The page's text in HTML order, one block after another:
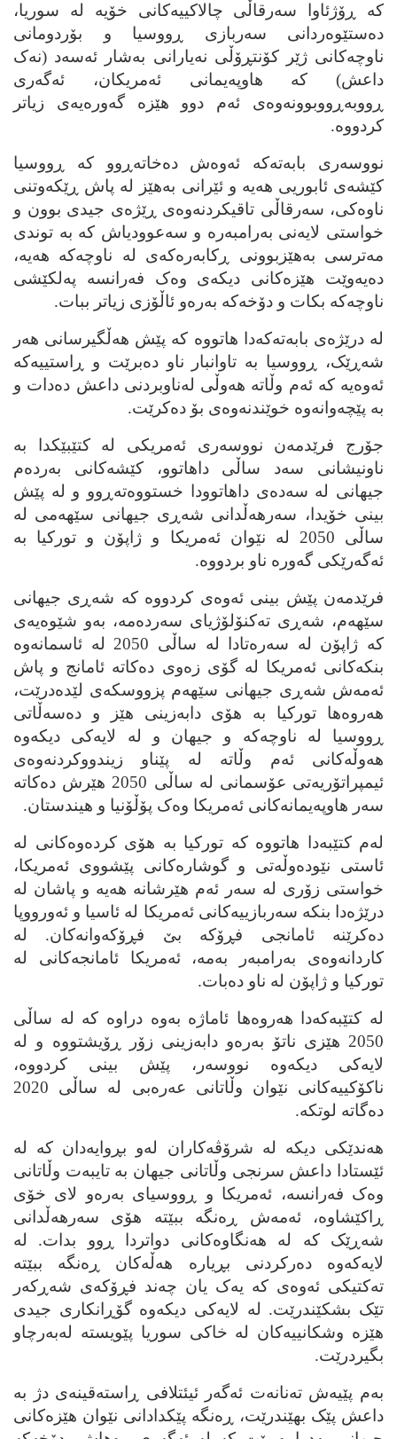
که‌ ڕۆژئاوا سه‌رقاڵی چالاکییه‌کانی خۆیه‌ له‌ سوریا،
ده‌ستێوه‌ردانی سه‌ربازی ڕووسیا و بۆردومانی
ناوچه‌کانی ژێر کۆنتڕۆڵی نه‌یارانی به‌شار ئه‌سه‌د (نه‌ک
داعش) که‌ هاوپه‌یمانی ئه‌مریکان، ئه‌گه‌ری
ڕووبه‌ڕووبوونه‌وه‌ی ئه‌م دوو هێزه‌ گه‌وره‌یه‌ی زیاتر
کردووه‌.
نووسه‌ری بابه‌ته‌که‌ ئه‌وه‌ش ده‌خاته‌ڕوو که‌ ڕووسیا
کێشه‌ی ئابوریی هه‌یه‌ و ئێرانی به‌هێز له‌ پاش ڕێکه‌وتنی
ناوه‌کی، سه‌رقاڵی تاقیکردنه‌وه‌ی ڕێژه‌ی جیدی بوون و
خواستی لایه‌نی به‌رامبه‌ره‌ و سه‌عوودیاش که‌ به‌ توندی
مه‌ترسی به‌هێزبوونی ڕکابه‌ره‌که‌ی له‌ ناوچه‌که‌ هه‌یه‌،
ده‌یه‌وێت هێزه‌کانی دیکه‌ی وه‌ک فه‌رانسه‌ په‌لکێشی
ناوچه‌که‌ بکات و دۆخه‌که‌ به‌ره‌و ئاڵۆزی زیاتر ببات.
له‌ درێژه‌ی بابه‌ته‌که‌دا هاتووه‌ که‌ پێش هه‌ڵگیرسانی هه‌ر
شه‌ڕێک، ڕووسیا به‌ تاوانبار ناو ده‌برێت و ڕاستییه‌که‌
ئه‌وه‌یه‌ که‌ ئه‌م وڵاته‌ هه‌وڵی له‌ناوبردنی داعش ده‌دات و
به‌ پێچه‌وانه‌وه‌ خوێندنه‌وه‌ی بۆ ده‌کرێت.
جۆرج فرێدمه‌ن نووسه‌ری ئه‌مریکی له‌ کتێبێکدا به‌
ناونیشانی سه‌د ساڵی داهاتوو، کێشه‌کانی به‌رده‌م
جیهانی له‌ سه‌ده‌ی داهاتوودا خستووه‌ته‌ڕوو و له‌ پێش
بینی خۆیدا، سه‌رهه‌ڵدانی شه‌ڕی جیهانی سێهه‌می له‌
ساڵی 2050 له‌ نێوان ئه‌مریکا و ژاپۆن و تورکیا به‌
ئه‌گه‌رێکی گه‌وره‌ ناو بردووه‌.
فرێدمه‌ن پێش بینی ئه‌وه‌ی کردووه‌ که‌ شه‌ڕی جیهانی
سێهه‌م، شه‌ڕی ته‌کنۆلۆژیای سه‌رده‌مه‌، به‌و شێوه‌یه‌ی
که‌ ژاپۆن له‌ سه‌ره‌تادا له‌ ساڵی 2050 له‌ ئاسمانه‌وه‌
بنکه‌کانی ئه‌مریکا له‌ گۆی زه‌وی ده‌کاته‌ ئامانج و پاش
ئه‌مه‌ش شه‌ڕی جیهانی سێهه‌م پزووسکه‌ی لێده‌درێت،
هه‌روه‌ها تورکیا به‌ هۆی دابه‌زینی هێز و ده‌سه‌ڵاتی
ڕووسیا له‌ ناوچه‌که‌ و جیهان و له‌ لایه‌کی دیکه‌وه‌
هه‌وڵه‌کانی ئه‌م وڵاته‌ له‌ پێناو زیندووکردنه‌وه‌ی
ئیمپراتۆریه‌تی عۆسمانی له‌ ساڵی 2050 هێرش ده‌کاته‌
سه‌ر هاوپه‌یمانه‌کانی ئه‌مریکا وه‌ک پۆڵۆنیا و هیندستان.
له‌م کتێبه‌دا هاتووه‌ که‌ تورکیا به‌ هۆی کرده‌وه‌کانی له‌
ئاستی نێوده‌وڵه‌تی و گوشاره‌کانی پێشووی ئه‌مریکا،
خواستی زۆری له‌ سه‌ر ئه‌م هێرشانه‌ هه‌یه‌ و پاشان له‌
درێژه‌دا بنکه‌ سه‌ربازییه‌کانی ئه‌مریکا له‌ ئاسیا و ئه‌ورووپا
ده‌کرێنه‌ ئامانجی فڕۆکه‌ بێ فڕۆکه‌وانه‌کان. له‌
کاردانه‌وه‌ی به‌رامبه‌ر به‌مه‌، ئه‌مریکا ئامانجه‌کانی له‌
تورکیا و ژاپۆن له‌ ناو ده‌بات.
له‌ کتێبه‌که‌دا هه‌روه‌ها ئاماژه‌ به‌وه‌ دراوه‌ که‌ له‌ ساڵی
2050 هێزی ناتۆ به‌ره‌و دابه‌زینی زۆر ڕۆیشتووه‌ و له‌
لایه‌کی دیکه‌وه‌ نووسه‌ر، پێش بینی کردووه‌،
ناکۆکییه‌کانی نێوان وڵاتانی عه‌ره‌بی له‌ ساڵی 2020
ده‌گاته‌ لوتکه‌.
هه‌ندێکی دیکه‌ له‌ شرۆڤه‌کاران له‌و بڕوایه‌دان که‌ له‌
ئێستادا داعش سرنجی وڵاتانی جیهان به‌ تایبه‌ت وڵاتانی
وه‌ک فه‌رانسه‌، ئه‌مریکا و ڕووسیای به‌ره‌و لای خۆی
ڕاکێشاوه‌، ئه‌مه‌ش ڕه‌نگه‌ ببێته‌ هۆی سه‌رهه‌ڵدانی
شه‌ڕێک که‌ له‌ هه‌نگاوه‌کانی دواتردا‌ ڕوو بدات. له‌
لایه‌که‌وه‌ ده‌رکردنی بڕیاره‌ هه‌ڵه‌کان ڕه‌نگه‌ ببێته‌
ته‌کتیکی ئه‌وه‌ی که‌ یه‌ک یان چه‌ند فڕۆکه‌ی شه‌ڕکه‌ر
تێک بشکێندرێت. له‌ لایه‌کی دیکه‌وه‌ گۆڕانکاری جیدی
هێزه‌ وشکانییه‌کان له‌ خاکی سوریا پێویسته‌ له‌به‌رچاو
بگیردرێت.
به‌م پێیه‌ش ته‌نانه‌ت ئه‌گه‌ر ئیئتلافی ڕاسته‌قینه‌ی دژ به‌
داعش پێک بهێندرێت، ڕه‌نگه‌ پێکدادانی نێوان هێزه‌کانی